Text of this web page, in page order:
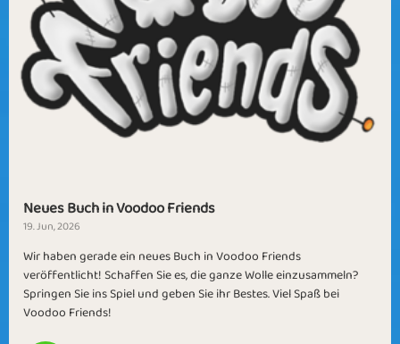
Neues Buch in Voodoo Friends
19. Jun, 2026
Wir haben gerade ein neues Buch in Voodoo Friends
veröffentlicht! Schaffen Sie es, die ganze Wolle einzusammeln?
Springen Sie ins Spiel und geben Sie ihr Bestes. Viel Spaß bei
Voodoo Friends!